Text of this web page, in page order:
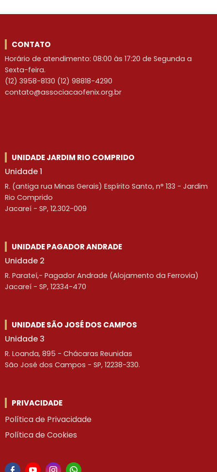
CONTATO
Horário de atendimento: 08:00 às 17:20 de Segunda a
Sexta-feira.
(12) 3958-8130 (12) 98818-4290
contato@associacaofenix.org.br
UNIDADE JARDIM RIO COMPRIDO
Unidade 1
R. (antiga rua Minas Gerais) Espírito Santo, n° 133 - Jardim
Rio Comprido
Jacareí - SP, 12.302-009
UNIDADE PAGADOR ANDRADE
Unidade 2
R. Parateí,- Pagador Andrade (Alojamento da Ferrovia)
Jacareí - SP, 12334-470
UNIDADE SÃO JOSÉ DOS CAMPOS
Unidade 3
R. Loanda, 895 - Chácaras Reunidas
São José dos Campos - SP, 12238-330.
PRIVACIDADE
Política de Privacidade
Política de Cookies